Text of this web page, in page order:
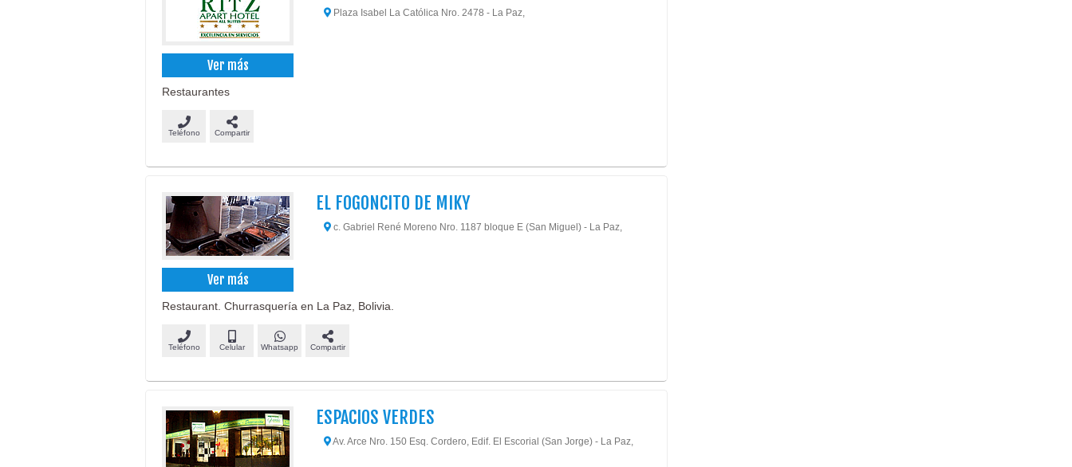
Ver más
Plaza Isabel La Católica Nro. 2478 - La Paz,
Restaurantes
Teléfono Compartir
Ver más
EL FOGONCITO DE MIKY
c. Gabriel René Moreno Nro. 1187 bloque E (San Miguel) - La Paz,
Restaurant. Churrasquería en La Paz, Bolivia.
Teléfono Celular Whatsapp Compartir
ESPACIOS VERDES
Av. Arce Nro. 150 Esq. Cordero, Edif. El Escorial (San Jorge) - La Paz,